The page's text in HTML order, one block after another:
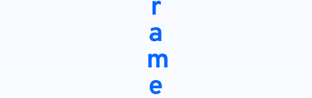
r
a
m
e